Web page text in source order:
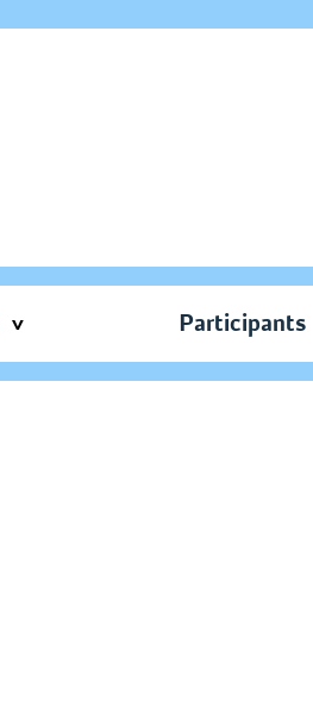
Participants